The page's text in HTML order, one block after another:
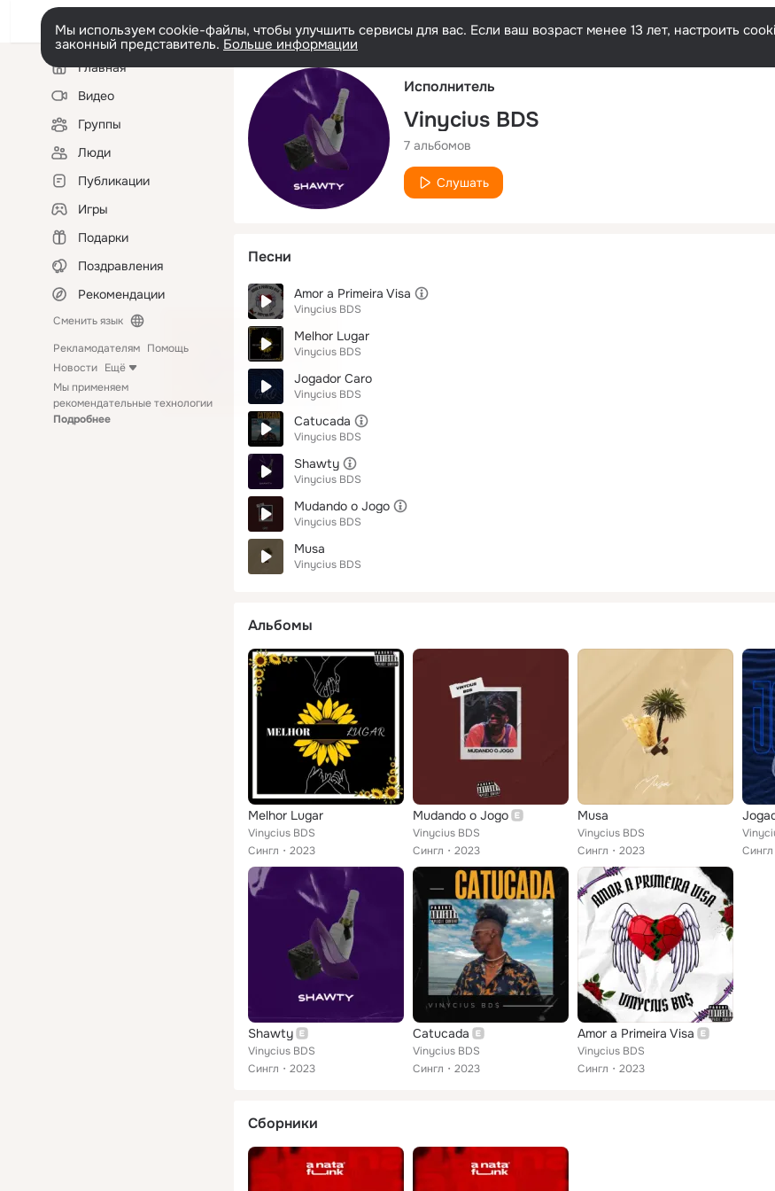
Мы используем cookie-файлы, чтобы улучшить сервисы для вас. Если ваш возраст менее 13 лет, настроить
законный представитель. Больше информации
Левая
колонкаГлавная
Видео
Группы
Люди
Публикации
Игры
Подарки
Поздравления
Рекомендации
Сменить язык
Рекламодателям Помощь
Новости Ещё
Мы применяем
рекомендательные технологии
Подробнее
Исполнитель
Vinycius BDS
7 альбомов
Слушать
Песни
Amor a Primeira Visa
Vinycius BDS
Melhor Lugar
Vinycius BDS
Jogador Caro
Vinycius BDS
Catucada
Vinycius BDS
Shawty
Vinycius BDS
Mudando o Jogo
Vinycius BDS
Musa
Vinycius BDS
Альбомы
Melhor Lugar
Vinycius BDS
Сингл
2023
Mudando o Jogo
Vinycius BDS
Сингл
2023
Musa
Vinycius BDS
Сингл
2023
Сингл
Shawty
Vinycius BDS
Сингл
2023
Catucada
Vinycius BDS
Сингл
2023
Amor a Primeira Visa
Vinycius BDS
Сингл
2023
Сборники